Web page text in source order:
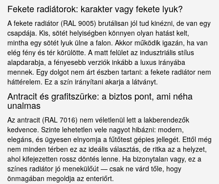
Fekete radiátorok: karakter vagy fekete lyuk?
A fekete radiátor (RAL 9005) brutálisan jól tud kinézni, de van egy
csapdája. Kis, sötét helyiségben könnyen olyan hatást kelt,
mintha egy sötét lyuk ülne a falon. Akkor működik igazán, ha van
elég fény és tér körülötte. A matt felület az indusztriális stílus
alapdarabja, a fényesebb verziók inkább a luxus irányába
mennek. Egy dolgot nem árt észben tartani: a fekete radiátor nem
háttérelem. Ez a szín irányítani akarja a látványt.
Antracit és grafitszürke: a biztos pont, ami néha
unalmas
Az antracit (RAL 7016) nem véletlenül lett a lakberendezők
kedvence. Szinte lehetetlen vele nagyot hibázni: modern,
elegáns, és ügyesen elnyomja a fűtőtest gépies jellegét. Ettől még
nem minden térben ez az ideális választás, de ritka az a helyzet,
ahol kifejezetten rossz döntés lenne. Ha bizonytalan vagy, ez a
színes radiátor jó menekülőút — csak ne várd tőle, hogy
önmagában megoldja az enteriőrt.